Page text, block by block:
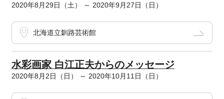
2020年8月29日（土） ～ 2020年9月27日（日）
北海道立釧路芸術館
水彩画家 白江正夫からのメッセージ
2020年8月2日（日） ～ 2020年10月11日（日）